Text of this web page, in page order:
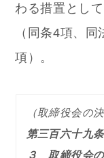
わる措置として
（同条4項、
項）。
（取締役会の決
第三百六十九条
３ 取締役会